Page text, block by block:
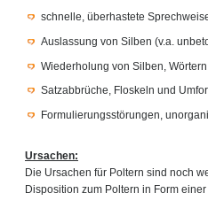
schnelle, überhastete
Auslassung von Silben (v.a.
Wiederholung von Silben,
Satzabbrüche, Floskeln und
Formulierungsstörungen,
Ursachen:
Die Ursachen für Poltern sind noch
Disposition zum Poltern in Form